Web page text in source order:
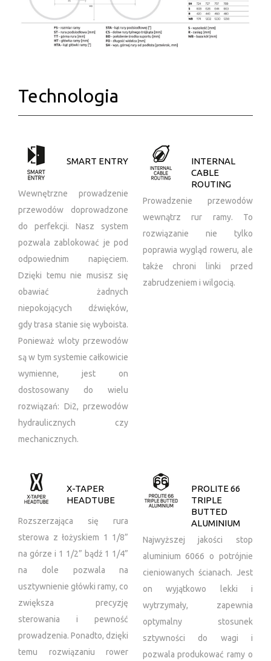
Technologia
SMART ENTRY
Wewnętrzne prowadzenie
przewodów doprowadzone
do perfekcji. Nasz system
pozwala zablokować je pod
odpowiednim napięciem.
Dzięki temu nie musisz się
obawiać żadnych
niepokojących dźwięków,
gdy trasa stanie się wyboista.
Ponieważ wloty przewodów
są w tym systemie całkowicie
wymienne, jest on
dostosowany do wielu
rozwiązań: Di2, przewodów
hydraulicznych czy
mechanicznych.
INTERNAL
CABLE
ROUTING
Prowadzenie przewodów
wewnątrz rur ramy. To
rozwiązanie nie tylko
poprawia wygląd roweru, ale
także chroni linki przed
zabrudzeniem i wilgocią.
X-TAPER
HEADTUBE
Rozszerzająca się rura
sterowa z łożyskiem 1 1/8”
na górze i 1 1/2” bądź 1 1/4”
na dole pozwala na
usztywnienie główki ramy, co
zwiększa precyzję
sterowania i pewność
prowadzenia. Ponadto, dzięki
temu rozwiązaniu rower
PROLITE 66
TRIPLE
BUTTED
ALUMINIUM
Najwyższej jakości stop
aluminium 6066 o potrójnie
cieniowanych ścianach. Jest
on wyjątkowo lekki i
wytrzymały, zapewnia
optymalny stosunek
sztywności do wagi i
pozwala produkować ramy o